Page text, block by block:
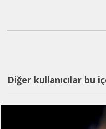
Diğer kullanıcılar bu